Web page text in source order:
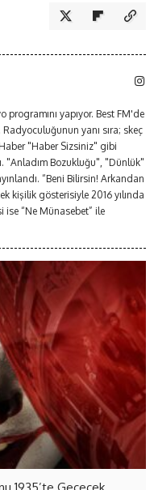
programını yapıyor. Best FM'de
yanı sıra; skeç
"Haber Sizsiniz" gibi
"Anladım Bozukluğu", "Dünlük"
“Beni Bilirsin! Arkandan
kişilik gösterisiyle 2016 yılında
ise “Ne Münasebet” ile